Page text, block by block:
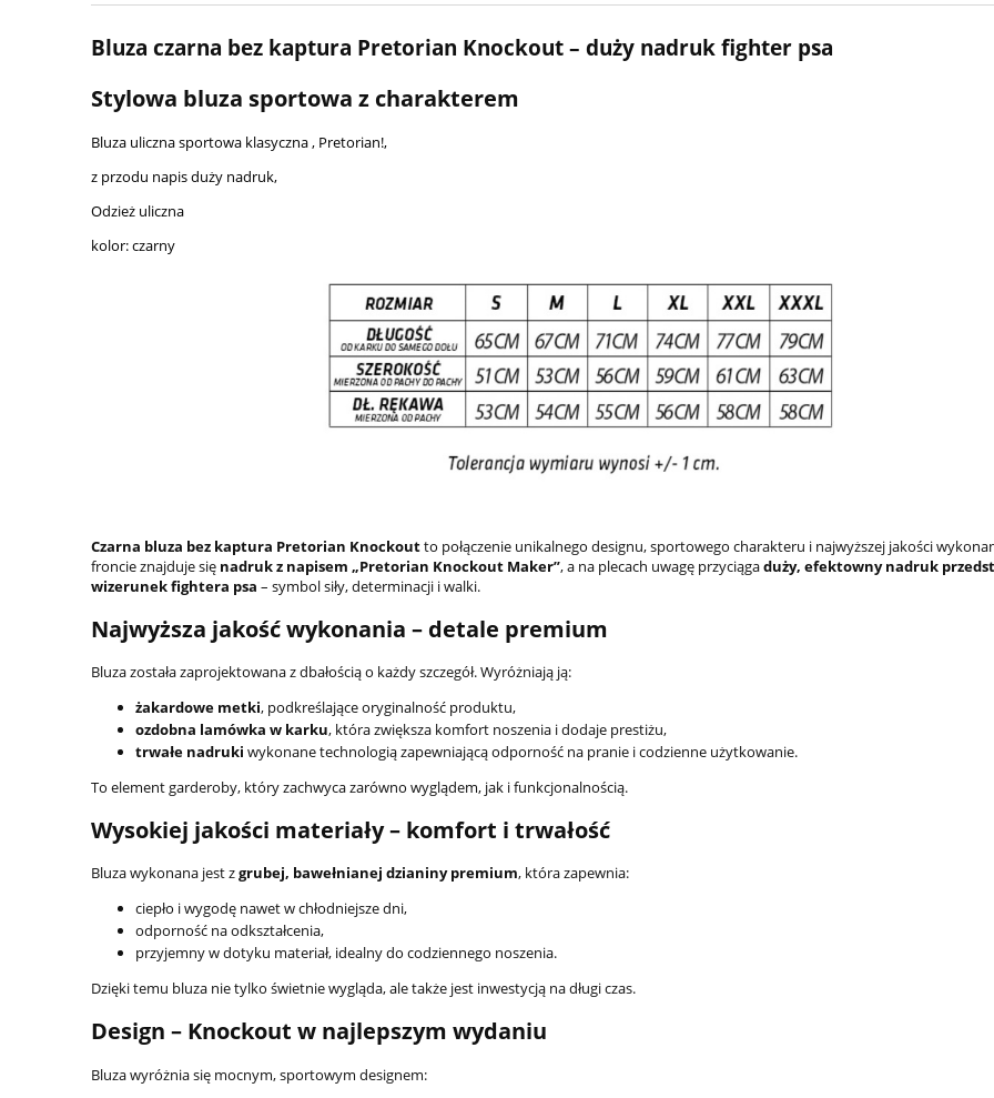
Bluza czarna bez kaptura Pretorian Knockout – duży nadruk fighter psa
Stylowa bluza sportowa z charakterem
Bluza uliczna sportowa klasyczna , Pretorian!,
z przodu napis duży nadruk,
Odzież uliczna
kolor: czarny
Czarna bluza bez kaptura Pretorian Knockoutto połączenie unikalnego designu, sportowego charakteru i najwyższej jakości
froncie znajduje się nadruk z napisem „Pretorian Knockout Maker”, a na plecach uwagę przyciągaduży, efektowny nadruk
wizerunek fightera psa – symbol siły, determinacji i walki.
Najwyższa jakość wykonania – detale premium
Bluza została zaprojektowana z dbałością o każdy szczegół. Wyróżniają ją:
żakardowe metki, podkreślające oryginalność produktu,
ozdobna lamówka w karku, która zwiększa komfort noszenia i dodaje prestiżu,
trwałe nadruki wykonane technologią zapewniającą odporność na pranie i codzienne użytkowanie.
To element garderoby, który zachwyca zarówno wyglądem, jak i funkcjonalnością.
Wysokiej jakości materiały – komfort i trwałość
Bluza wykonana jest zgrubej, bawełnianej dzianiny premium, która zapewnia:
ciepło i wygodę nawet w chłodniejsze dni,
odporność na odkształcenia,
przyjemny w dotyku materiał, idealny do codziennego noszenia.
Dzięki temu bluza nie tylko świetnie wygląda, ale także jest inwestycją na długi czas.
Design – Knockout w najlepszym wydaniu
Bluza wyróżnia się mocnym, sportowym designem: